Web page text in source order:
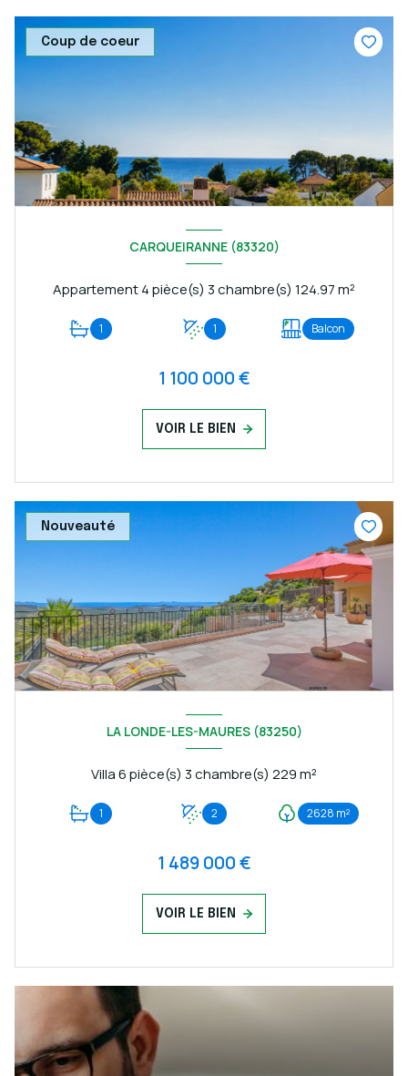
Coup de coeur
CARQUEIRANNE (83320)
Appartement 4 pièce(s) 3 chambre(s) 124.97 m²
1 1 Balcon
1 100 000 €
VOIR LE BIEN
Nouveauté
LA LONDE-LES-MAURES (83250)
Villa 6 pièce(s) 3 chambre(s) 229 m²
1 2 2628 m²
1 489 000 €
VOIR LE BIEN